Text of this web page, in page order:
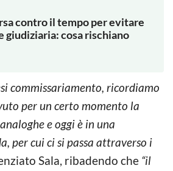
contro il tempo per evitare
giudiziaria: cosa rischiano
commissariamento, ricordiamo
per un certo momento la
e oggi è in una
per cui ci si passa attraverso i
Sala, ribadendo che “il